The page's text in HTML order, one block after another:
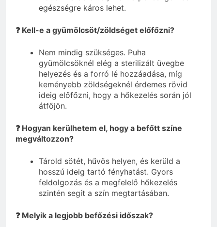
egészségre káros lehet.
❓ Kell-e a gyümölcsöt/zöldséget előfőzni?
Nem mindig szükséges. Puha
gyümölcsöknél elég a sterilizált üvegbe
helyezés és a forró lé hozzáadása, míg
keményebb zöldségeknél érdemes rövid
ideig előfőzni, hogy a hőkezelés során jól
átfőjön.
❓ Hogyan kerülhetem el, hogy a befőtt színe
megváltozzon?
Tárold sötét, hűvös helyen, és kerüld a
hosszú ideig tartó fényhatást. Gyors
feldolgozás és a megfelelő hőkezelés
szintén segít a szín megtartásában.
❓ Melyik a legjobb befőzési időszak?